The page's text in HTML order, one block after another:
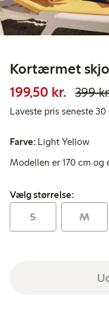
Kortærmet
199,50 kr. 399
Laveste pris seneste 30
Farve: Light Yellow
Modellen er 170 cm og
Vælg størrelse:
Vælg størrelse:
S M